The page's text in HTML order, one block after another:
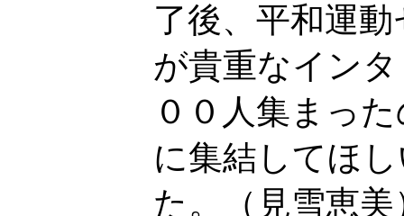
了後、平和運
が貴重なイン
００人集まっ
に集結してほ
た。（見雪恵